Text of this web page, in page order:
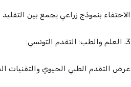
الاحتفاء بنموذج زراعي يجمع بين التقليد
3. العلم والطب: التقدم التونسي:
عرض التقدم الطبي الحيوي والتقنيات